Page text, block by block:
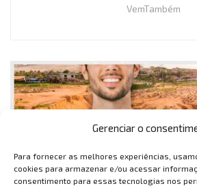
Gerenciar o
Para fornecer as melhores experiências,
cookies para armazenar e/ou acessar
consentimento para essas tecnologias nos
VemTambém